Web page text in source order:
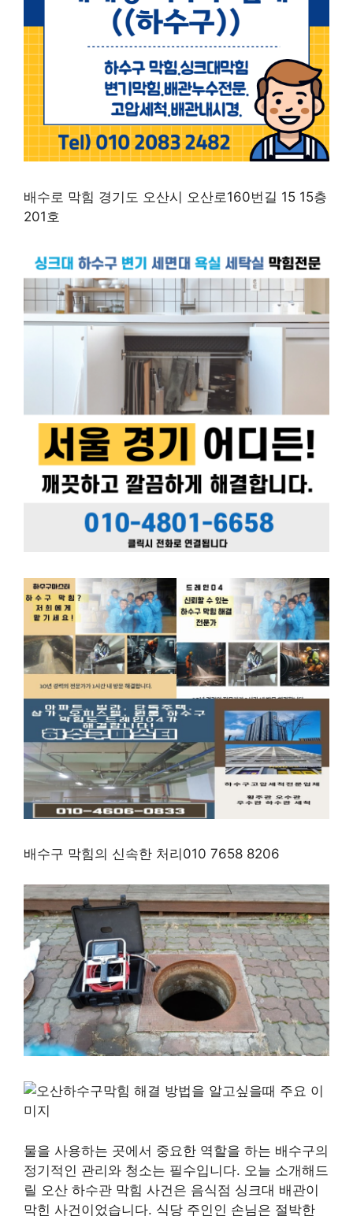
배수로 막힘 경기도 오산시 오산로160번길 15 15층
201호
배수구 막힘의 신속한 처리010 7658 8206
물을 사용하는 곳에서 중요한 역할을 하는 배수구의
정기적인 관리와 청소는 필수입니다. 오늘 소개해드
릴 오산 하수관 막힘 사건은 음식점 싱크대 배관이
막힌 사건이었습니다. 식당 주인인 손님은 절박한